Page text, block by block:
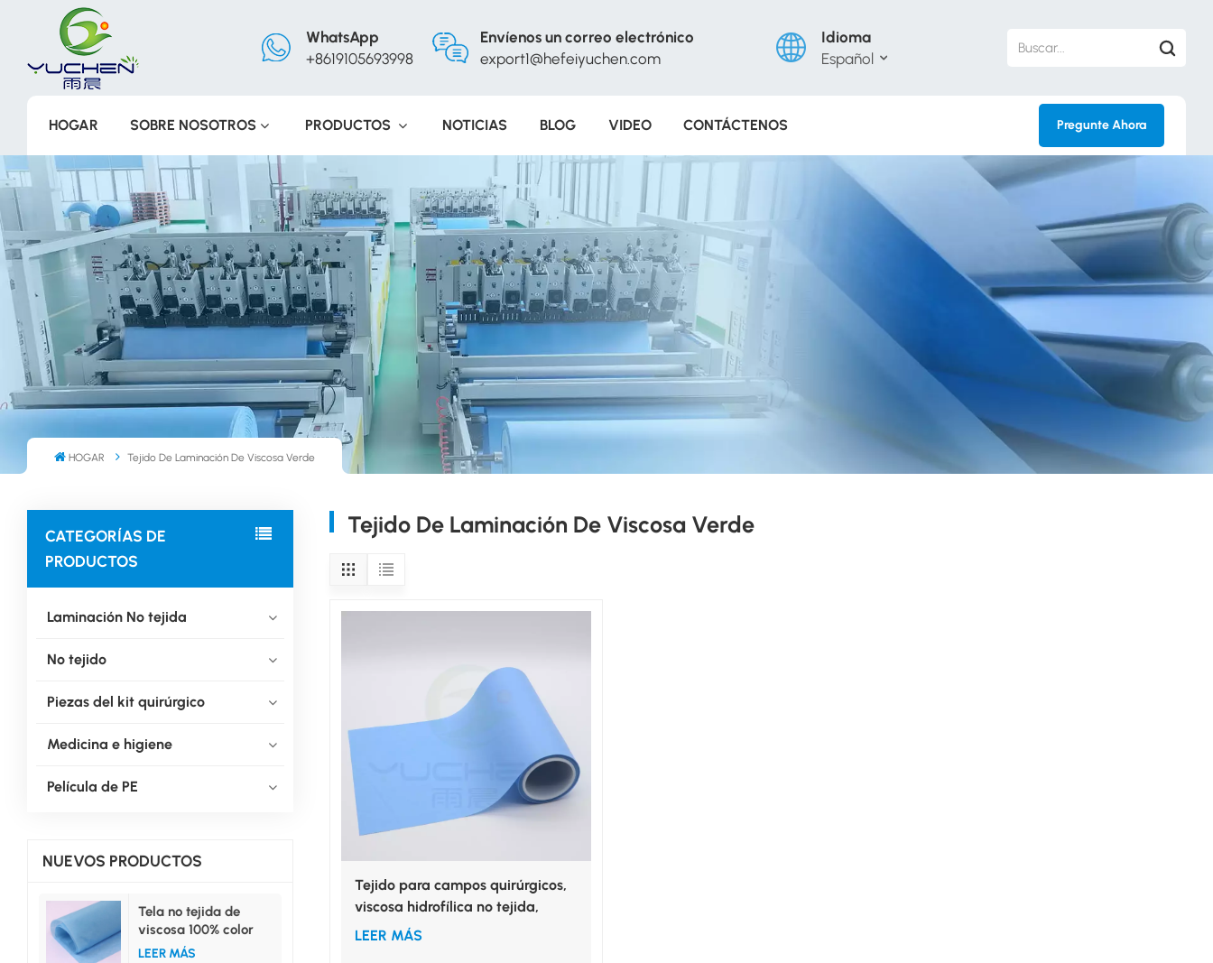
WhatsApp
+8619105693998
Envíenos un correo electrónico
export1@hefeiyuchen.com
Idioma
Español
English
عربي
HOGAR SOBRE NOSOTROS PRODUCTOS NOTICIAS BLOG VIDEO CONTÁCTENOS Pregunte Ahora
HOGAR Tejido De Laminación De Viscosa Verde
CATEGORÍAS DE
PRODUCTOS
Laminación No tejida
No tejido
Piezas del kit quirúrgico
Medicina e higiene
Película de PE
NUEVOS PRODUCTOS
Tela no tejida de
viscosa 100% color
azul para uso médico.
LEER MÁS
Tejido De Laminación De Viscosa Verde
Tejido para campos quirúrgicos,
viscosa hidrofílica no tejida,
película de PE laminada
LEER MÁS